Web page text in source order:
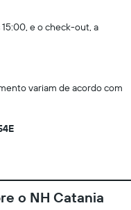
e o check-out, a
variam de acordo com
o NH Catania